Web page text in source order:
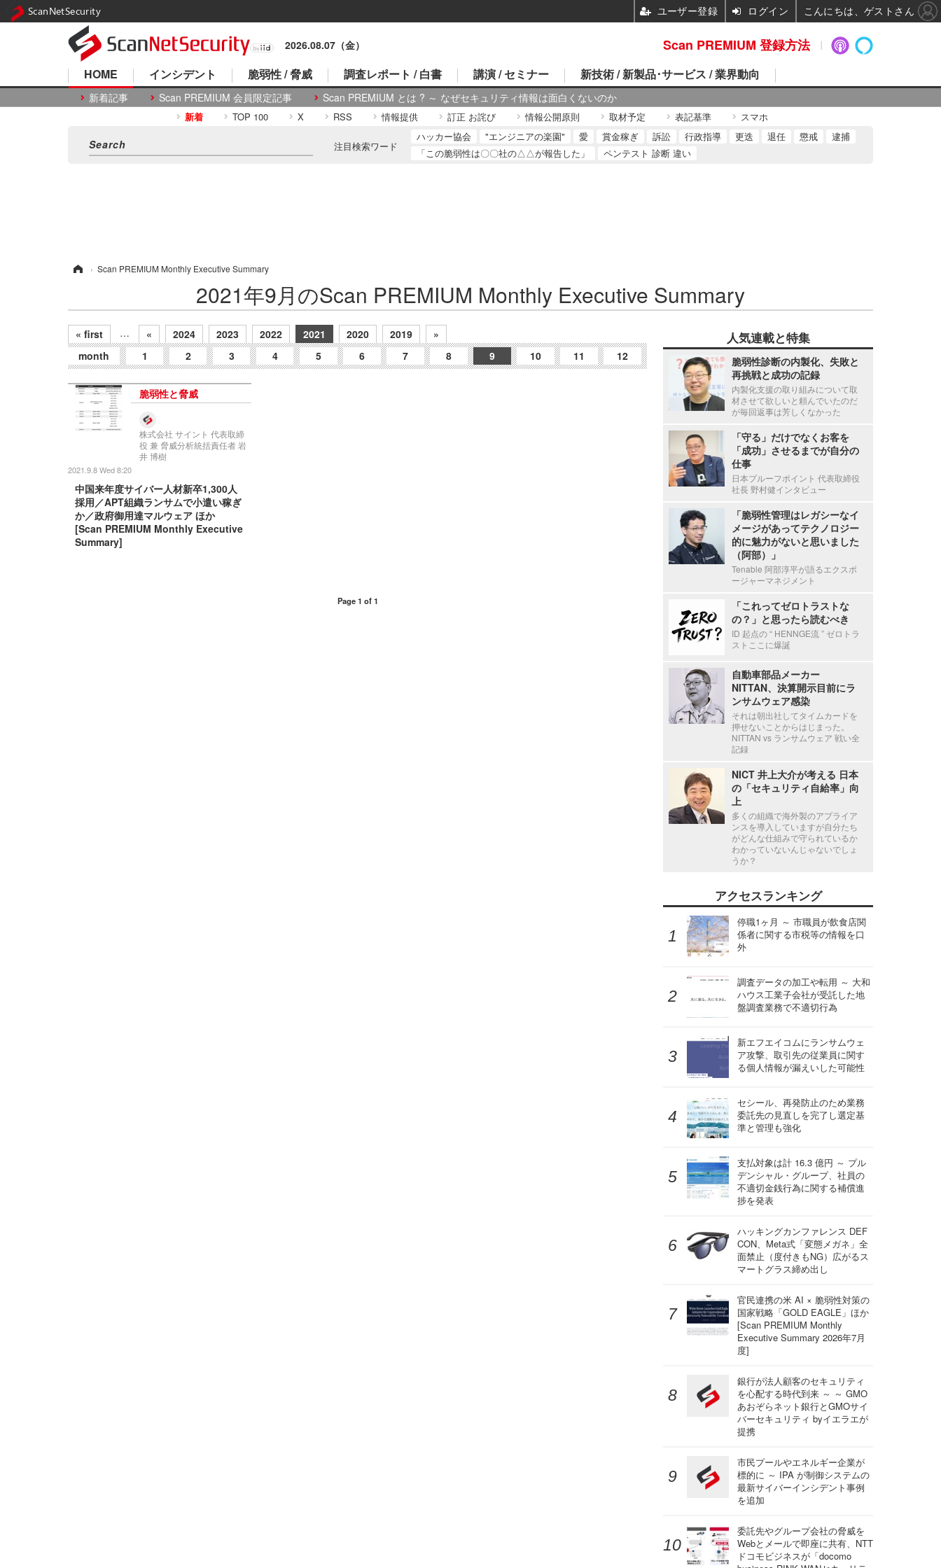
2026.08.07（金）
HOME
新着記事 Scan PREMIUM 会員限定記事 Scan PREMIUM とは ? ～ なぜセキュリティ情報は面白くないのか
インシデント 脆弱性 / 脅威 調査レポート / 白書 講演 / セミナー 新技術 / 新製品･サービス / 業界動向
新着 TOP 100 X RSS 情報提供 訂正 お詫び 情報公開原則 取材予定 表記基準 スマホ
注目検索ワード
ハッカー協会 "エンジニアの楽園" 愛 賞金稼ぎ 訴訟 行政指導 更迭 退任 懲戒
逮捕
「この脆弱性は〇〇社の△△が報告した」
ペンテスト 診断 違い
› Scan PREMIUM Monthly Executive Summary
2021年9月のScan PREMIUM Monthly Executive Summary
« first … « 2024 2023 2022 2021 2020 2019
»
month
1 2 3 4 5 6 7 8 9 10 11 12
脆弱性と脅威
株式会社 サイント 代表取締
役 兼 脅威分析統括責任者 岩
井 博樹
2021.9.8 Wed 8:20
中国来年度サイバー人材新卒1,300人
採用／APT組織ランサムで小遣い稼ぎ
か／政府御用達マルウェア ほか
[Scan PREMIUM Monthly Executive
Summary]
Page 1 of 1
人気連載と特集
脆弱性診断の内製化、失敗と
再挑戦と成功の記録
内製化支援の取り組みについて取
材させて欲しいと頼んでいたのだ
が毎回返事は芳しくなかった
「守る」だけでなくお客を
「成功」させるまでが自分の
仕事
日本プルーフポイント 代表取締役
社長 野村健インタビュー
「脆弱性管理はレガシーなイ
メージがあってテクノロジー
的に魅力がないと思いました
（阿部）」
Tenable 阿部淳平が語るエクスポ
ージャーマネジメント
「これってゼロトラストな
の？」と思ったら読むべき
ID 起点の “ HENNGE流 ” ゼロトラ
ストここに爆誕
自動車部品メーカー
NITTAN、決算開示目前にラ
ンサムウェア感染
それは朝出社してタイムカードを
押せないことからはじまった。
NITTAN vs ランサムウェア 戦い全
記録
NICT 井上大介が考える 日本
の「セキュリティ自給率」向
上
多くの組織で海外製のアプライア
ンスを導入していますが自分たち
がどんな仕組みで守られているか
わかっていないんじゃないでしょ
うか？
アクセスランキング
停職1ヶ月 ～ 市職員が飲食店関
係者に関する市税等の情報を口
外
調査データの加工や転用 ～ 大和
ハウス工業子会社が受託した地
盤調査業務で不適切行為
新エフエイコムにランサムウェ
ア攻撃、取引先の従業員に関す
る個人情報が漏えいした可能性
セシール、再発防止のため業務
委託先の見直しを完了し選定基
準と管理も強化
支払対象は計 16.3 億円 ～ プル
デンシャル・グループ、社員の
不適切金銭行為に関する補償進
捗を発表
ハッキングカンファレンス DEF
CON、Meta式「変態メガネ」全
面禁止（度付きもNG）広がるス
マートグラス締め出し
官民連携の米 AI × 脆弱性対策の
国家戦略「GOLD EAGLE」ほか
[Scan PREMIUM Monthly
Executive Summary 2026年7月
度]
銀行が法人顧客のセキュリティ
を心配する時代到来 ～ ～ GMO
あおぞらネット銀行とGMOサイ
バーセキュリティ byイエラエが
提携
市民プールやエネルギー企業が
標的に ～ IPA が制御システムの
最新サイバーインシデント事例
を追加
委託先やグループ会社の脅威を
Webとメールで即座に共有、NTT
ドコモビジネスが「docomo
Scan PREMIUM 登録方法
ScanNetSecurity ユーザー登録 ログイン こんにちは、ゲストさん